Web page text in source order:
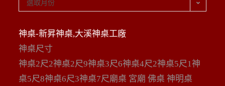
整
選取月份
神桌-新昇神桌,大溪神桌工廠
神桌尺寸
神桌2尺2神桌2尺9神桌3尺6神桌4尺2神桌5尺1神
桌5尺8神桌6尺3神桌7尺廟桌 宮廟 佛桌 神明桌